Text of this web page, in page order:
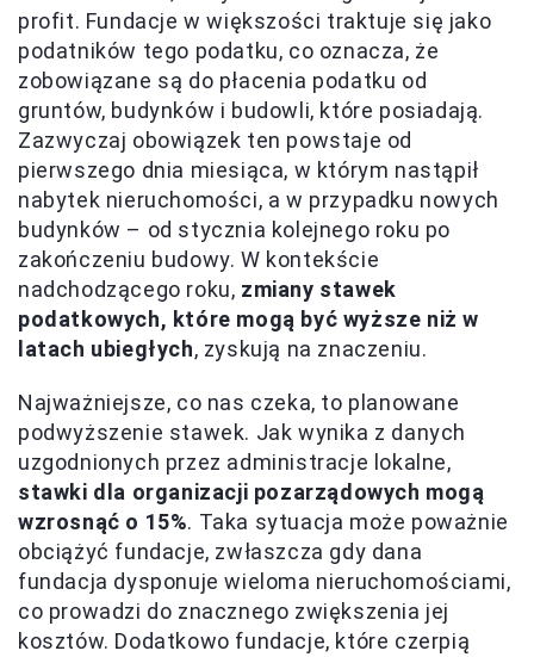
profit. Fundacje w większości traktuje się jako
podatników tego podatku, co oznacza, że
zobowiązane są do płacenia podatku od
gruntów, budynków i budowli, które posiadają.
Zazwyczaj obowiązek ten powstaje od
pierwszego dnia miesiąca, w którym nastąpił
nabytek nieruchomości, a w przypadku nowych
budynków – od stycznia kolejnego roku po
zakończeniu budowy. W kontekście
nadchodzącego roku, zmiany stawek
podatkowych, które mogą być wyższe niż w
latach ubiegłych, zyskują na znaczeniu.
Najważniejsze, co nas czeka, to planowane
podwyższenie stawek. Jak wynika z danych
uzgodnionych przez administracje lokalne,
stawki dla organizacji pozarządowych mogą
wzrosnąć o 15%. Taka sytuacja może poważnie
obciążyć fundacje, zwłaszcza gdy dana
fundacja dysponuje wieloma nieruchomościami,
co prowadzi do znacznego zwiększenia jej
kosztów. Dodatkowo fundacje, które czerpią